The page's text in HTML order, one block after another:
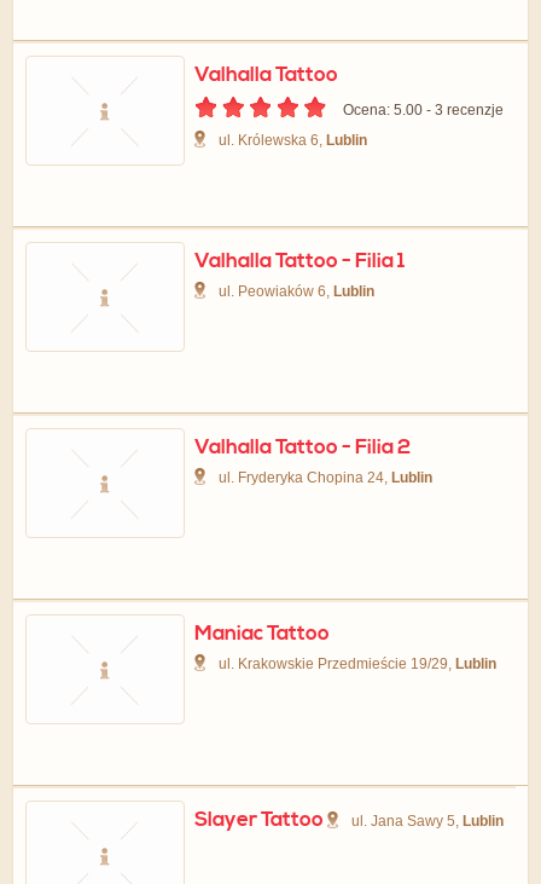
Valhalla Tattoo
Ocena: 5.00 - ‎3 recenzje
ul. Królewska 6, Lublin
Valhalla Tattoo - Filia 1
ul. Peowiaków 6, Lublin
Valhalla Tattoo - Filia 2
ul. Fryderyka Chopina 24, Lublin
Maniac Tattoo
ul. Krakowskie Przedmieście 19/29, Lublin
Slayer Tattoo ul. Jana Sawy 5, Lublin